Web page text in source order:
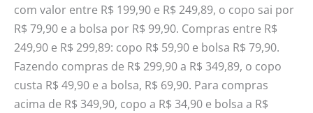
com valor entre R$ 199,90 e R$ 249,89, o copo sai por
R$ 79,90 e a bolsa por R$ 99,90. Compras entre R$
249,90 e R$ 299,89: copo R$ 59,90 e bolsa R$ 79,90.
Fazendo compras de R$ 299,90 a R$ 349,89, o copo
custa R$ 49,90 e a bolsa, R$ 69,90. Para compras
acima de R$ 349,90, copo a R$ 34,90 e bolsa a R$